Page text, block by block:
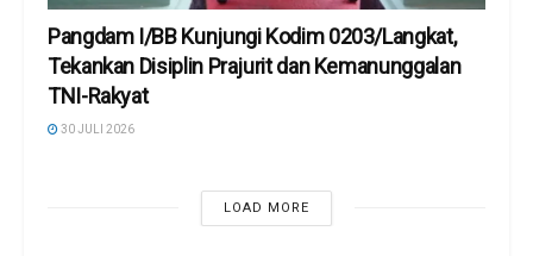
Pangdam I/BB Kunjungi Kodim 0203/Langkat,
Tekankan Disiplin Prajurit dan Kemanunggalan
TNI-Rakyat
30 JULI 2026
LOAD MORE